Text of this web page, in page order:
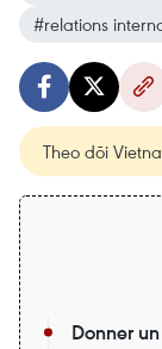
#relations
Theo dõi
Donner